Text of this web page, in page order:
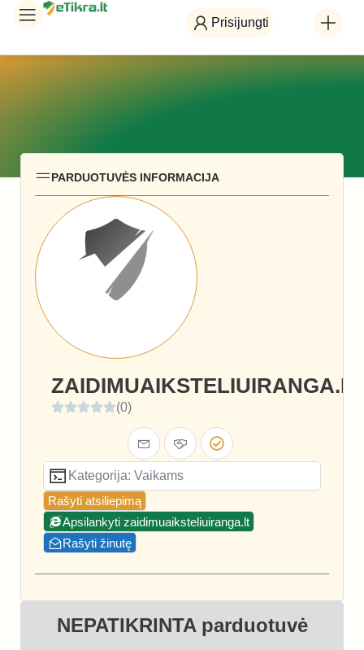
Prisijungti
PARDUOTUVĖS INFORMACIJA
ZAIDIMUAIKSTELIUIRANGA.LT
(0)
Kategorija: Vaikams
Rašyti atsiliepimą
Apsilankyti zaidimuaiksteliuiranga.lt
Rašyti žinutę
NEPATIKRINTA parduotuvė